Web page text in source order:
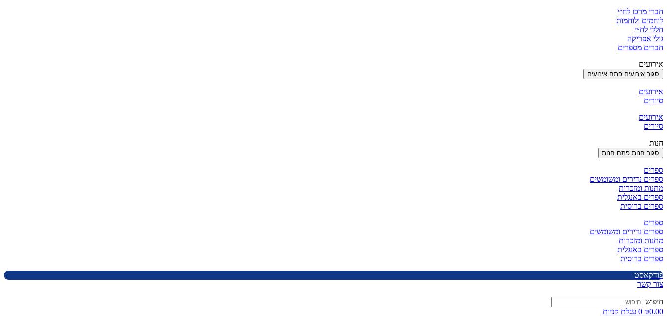
חברי מרכז לח״י
לוחמים ולוחמות
חללי לח״י
גולי אפריקה
חברים מספרים
אירועים
סגור אירועים פתח אירועים
אירועים
סיורים
אירועים
סיורים
חנות
סגור חנות פתח חנות
ספרים
ספרים נדירים ומשומשים
מתנות ומזכרות
ספרים באנגלית
ספרים ברוסית
ספרים
ספרים נדירים ומשומשים
מתנות ומזכרות
ספרים באנגלית
ספרים ברוסית
פודקאסט
צור קשר
חיפוש
₪0.00
0 עגלת קניות